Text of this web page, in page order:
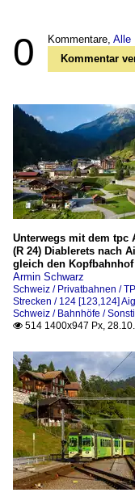
0 Kommentare, Alle
Kommentar
Unterwegs mit dem tpc
(R 24) Diablerets nach
gleich den
Armin Schwarz
Schweiz / Privatbahnen /
Strecken / 124 [123,124]
Schweiz / Bahnhöfe /
 514 1400x947 Px,